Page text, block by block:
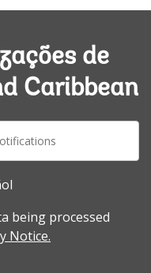
de
Caribbean
being processed
Notice.